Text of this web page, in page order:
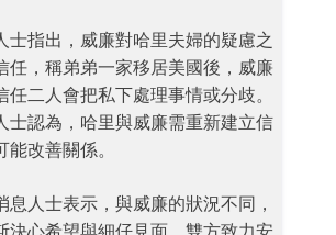
士指出，威廉對哈里夫婦的疑慮之
任，稱弟弟一家移居美國後，威廉
任二人會把私下處理事情或分歧。
士認為，哈里與威廉需重新建立信
能改善關係。
息人士表示，與威廉的狀況不同，